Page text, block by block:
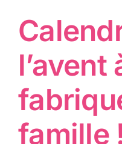
l’avent
famille